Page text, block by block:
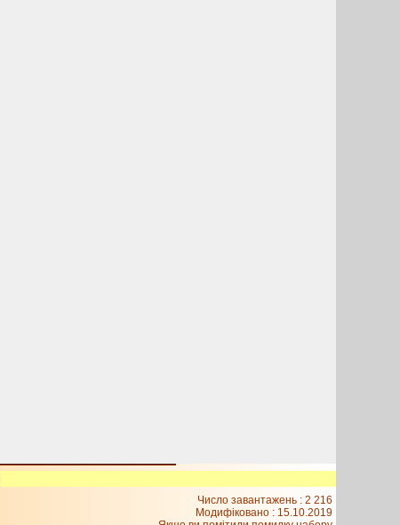
Число завантажень : 2 216
Модифіковано : 15.10.2019